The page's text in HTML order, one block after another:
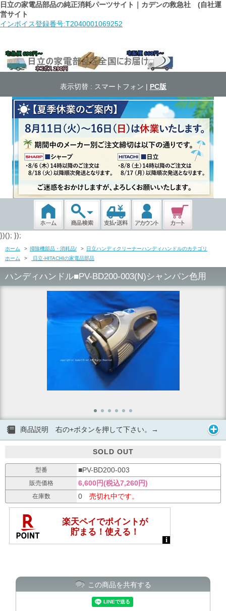
日立の家電品部品の純正消耗パーツサイト｜カデンの救急社 (自社運
営サイト
インボイス登録番号:T2040001069252
表示切替 : スマートフォン | PC版
})(); });
ホーム > 掃除機部品・消耗品/ > 日立ハンディクリーナーハンディハンドルのカテゴリ
ホーム
> 日立-HITACHIの家電品部品
ハンディハンドル■PV-BD200-003(N)シャンパン色用
商品説明 右の+ボタンを押して下さい。→
SOLD OUT
型番 ■PV-BD200-003
販売価格 6,600円(税込7,260円)
在庫数 0 売切れ中です。
この商品を共有する